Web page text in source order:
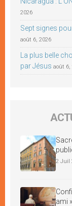
2026
Sept signes
août 6, 2026
La plus belle
par Jésus août 6,
2 Juil
ami »